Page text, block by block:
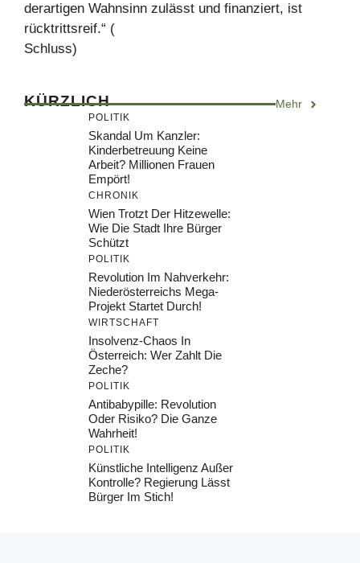
derartigen Wahnsinn zulässt und finanziert, ist
rücktrittsreif.“ (
Schluss)
KÜRZLICH Mehr
POLITIK
Skandal Um Kanzler:
Kinderbetreuung Keine
Arbeit? Millionen Frauen
Empört!
CHRONIK
Wien Trotzt Der Hitzewelle:
Wie Die Stadt Ihre Bürger
Schützt
POLITIK
Revolution Im Nahverkehr:
Niederösterreichs Mega-
Projekt Startet Durch!
WIRTSCHAFT
Insolvenz-Chaos In
Österreich: Wer Zahlt Die
Zeche?
POLITIK
Antibabypille: Revolution
Oder Risiko? Die Ganze
Wahrheit!
POLITIK
Künstliche Intelligenz Außer
Kontrolle? Regierung Lässt
Bürger Im Stich!